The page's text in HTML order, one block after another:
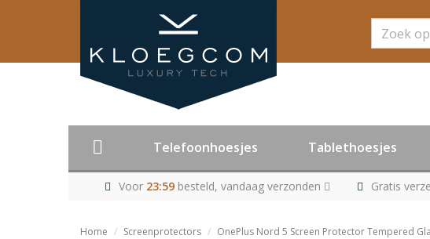
Zoeken
Telefoonhoesjes Tablethoesjes
Voor 23:59besteld, vandaag verzonden Gratis
Home Screenprotectors OnePlus Nord 5 Screen Protector Tempered